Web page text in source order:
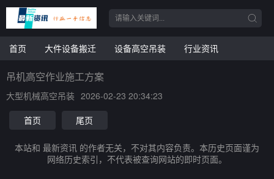
首页 大件设备搬迁 设备高空吊装 行业资讯
吊机高空作业施工方案
大型机械高空吊装 2026-02-23 20:34:23
首页
尾页
本站和 最新资讯 的作者无关，不对其内容负责。本历史页面谨为
网络历史索引，不代表被查询网站的即时页面。